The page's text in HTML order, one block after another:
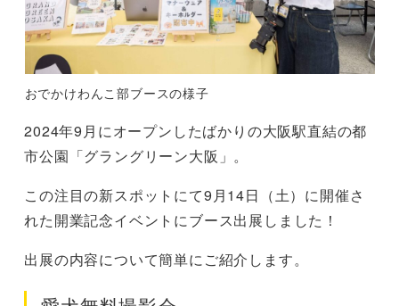
おでかけわんこ部ブースの様子
2024年9月にオープンしたばかりの大阪駅直結の都
市公園「グラングリーン大阪」。
この注目の新スポットにて9月14日（土）に開催さ
れた開業記念イベントにブース出展しました！
出展の内容について簡単にご紹介します。